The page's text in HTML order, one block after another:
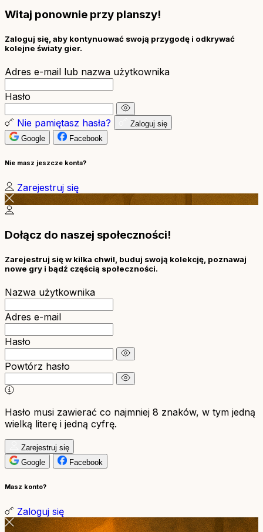
Witaj ponownie przy planszy!
Zaloguj się, aby kontynuować swoją przygodę i odkrywać
kolejne światy gier.
Adres e-mail lub nazwa użytkownika
Hasło
Nie pamiętasz hasła?
Zaloguj się
Google
Facebook
Nie masz jeszcze konta?
Zarejestruj się
Dołącz do naszej społeczności!
Zarejestruj się w kilka chwil, buduj swoją kolekcję, poznawaj
nowe gry i bądź częścią społeczności.
Nazwa użytkownika
Adres e-mail
Hasło
Powtórz hasło
Hasło musi zawierać co najmniej 8 znaków, w tym jedną
wielką literę i jedną cyfrę.
Zarejestruj się
Google
Facebook
Masz konto?
Zaloguj się